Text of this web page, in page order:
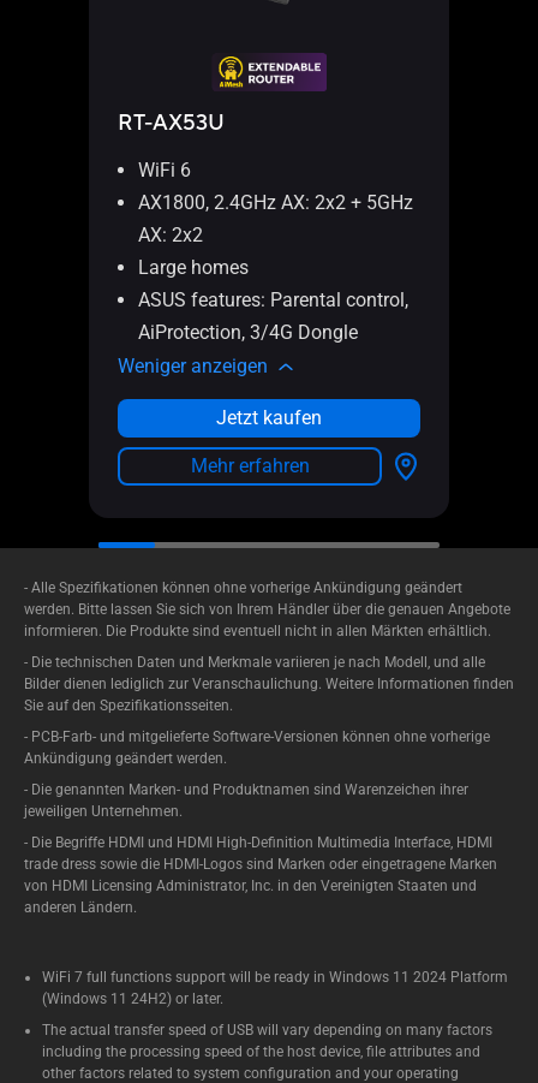
RT-AX53U
WiFi 6
AX1800, 2.4GHz AX: 2x2 + 5GHz
AX: 2x2
Large homes
ASUS features: Parental control,
AiProtection, 3/4G Dongle
Weniger anzeigen
Jetzt kaufen
Mehr erfahren
- Alle Spezifikationen können ohne vorherige Ankündigung geändert
werden. Bitte lassen Sie sich von Ihrem Händler über die genauen Angebote
informieren. Die Produkte sind eventuell nicht in allen Märkten erhältlich.
- Die technischen Daten und Merkmale variieren je nach Modell, und alle
Bilder dienen lediglich zur Veranschaulichung. Weitere Informationen finden
Sie auf den Spezifikationsseiten.
- PCB-Farb- und mitgelieferte Software-Versionen können ohne vorherige
Ankündigung geändert werden.
- Die genannten Marken- und Produktnamen sind Warenzeichen ihrer
jeweiligen Unternehmen.
- Die Begriffe HDMI und HDMI High-Definition Multimedia Interface, HDMI
trade dress sowie die HDMI-Logos sind Marken oder eingetragene Marken
von HDMI Licensing Administrator, Inc. in den Vereinigten Staaten und
anderen Ländern.
WiFi 7 full functions support will be ready in Windows 11 2024 Platform
(Windows 11 24H2) or later.
The actual transfer speed of USB will vary depending on many factors
including the processing speed of the host device, file attributes and
other factors related to system configuration and your operating